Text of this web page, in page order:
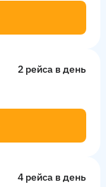
2 рейсa в день
4 рейсa в день